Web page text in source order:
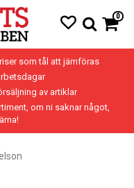
0
som tål att jämföras
av artiklar
om ni saknar något,